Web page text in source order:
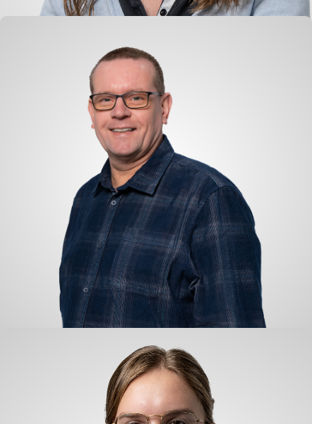
Jolien Kooijman
Buchhaltung
Kees Groenenberg